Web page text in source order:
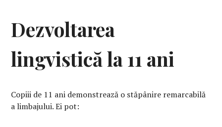
Dezvoltarea
lingvistică la 11 ani
Copiii de 11 ani demonstrează o stăpânire remarcabilă
a limbajului. Ei pot: